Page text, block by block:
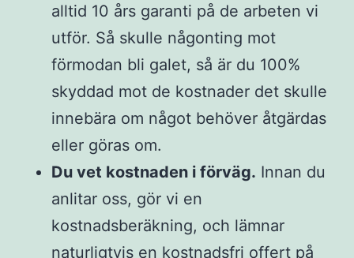
alltid 10 års garanti på de arbeten vi
utför. Så skulle någonting mot
förmodan bli galet, så är du 100%
skyddad mot de kostnader det skulle
innebära om något behöver åtgärdas
eller göras om.
Du vet kostnaden i förväg. Innan du
anlitar oss, gör vi en
kostnadsberäkning, och lämnar
naturligtvis en kostnadsfri offert på